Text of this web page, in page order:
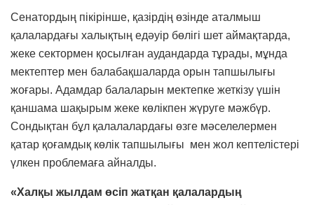
Сенатордың пікірінше, қазірдің өзінде аталмыш
қалалардағы халықтың едәуір бөлігі шет аймақтарда,
жеке сектормен қосылған аудандарда тұрады, мұнда
мектептер мен балабақшаларда орын тапшылығы
жоғары. Адамдар балаларын мектепке жеткізу үшін
қаншама шақырым жеке көлікпен жүруге мәжбүр.
Сондықтан бұл қалалалардағы өзге мәселелермен
қатар қоғамдық көлік тапшылығы мен жол кептелістері
үлкен проблемаға айналды.
«Халқы жылдам өсіп жатқан қалалардың